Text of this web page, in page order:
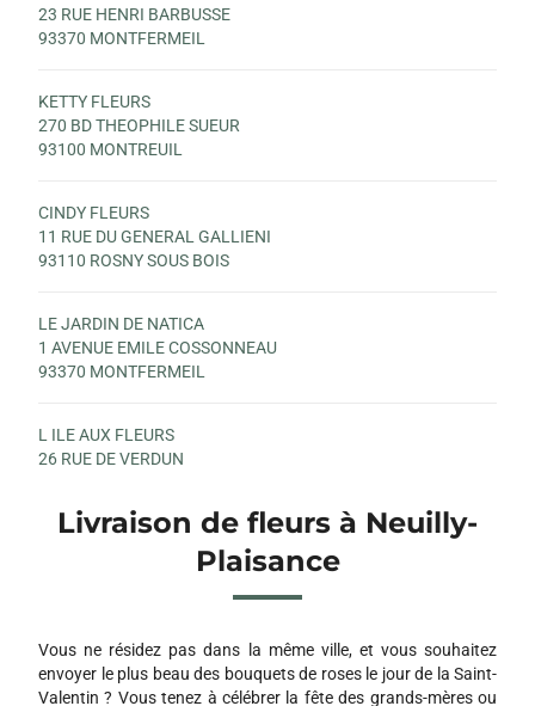
23 RUE HENRI BARBUSSE
93370 MONTFERMEIL
KETTY FLEURS
270 BD THEOPHILE SUEUR
93100 MONTREUIL
CINDY FLEURS
11 RUE DU GENERAL GALLIENI
93110 ROSNY SOUS BOIS
LE JARDIN DE NATICA
1 AVENUE EMILE COSSONNEAU
93370 MONTFERMEIL
L ILE AUX FLEURS
26 RUE DE VERDUN
204 RUE PIERRE BROSSOLETTE
PRESTIGE FLEUR
65 AVENUE DE LA RESISTANCE
Livraison de fleurs à Neuilly-
Plaisance
Vous ne résidez pas dans la même ville, et vous souhaitez
envoyer le plus beau des bouquets de roses le jour de la Saint-
Valentin ? Vous tenez à célébrer la fête des grands-mères ou